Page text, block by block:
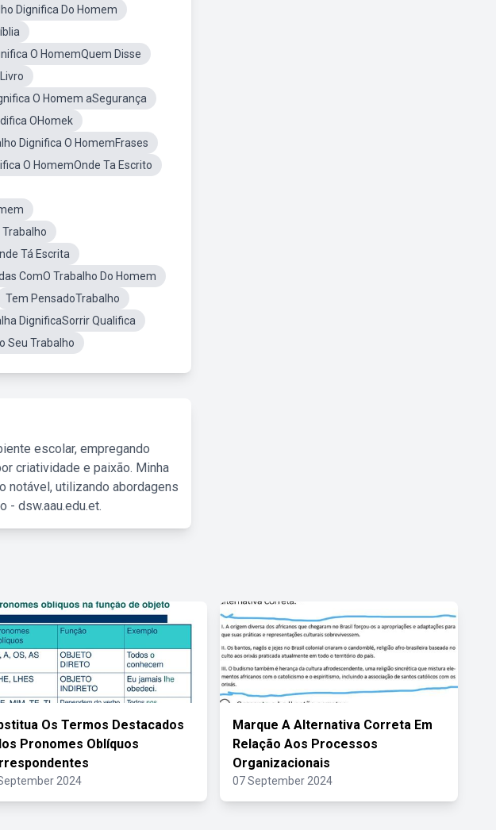
Dignifica Do Homem
O HomemQuem Disse
O Homem aSegurança
OHomek
Dignifica O HomemFrases
O HomemOnde Ta Escrito
Trabalho
Tá Escrita
ComO Trabalho Do Homem
Tem PensadoTrabalho
DignificaSorrir Qualifica
Seu Trabalho
escolar, empregando
criatividade e paixão. Minha
notável, utilizando abordagens
- dsw.aau.edu.et.
Os Termos Destacados
Pronomes Oblíquos
2024
Marque A Alternativa Correta Em
Relação Aos Processos
Organizacionais
07 September 2024